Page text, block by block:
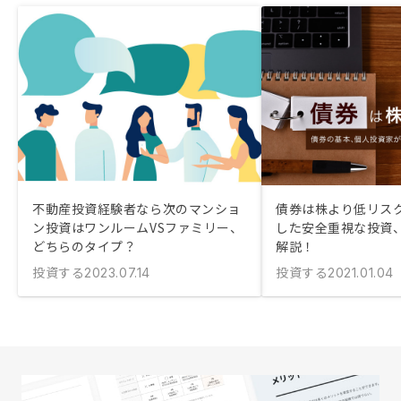
不動産投資経験者なら次のマンショ
ン投資はワンルームVSファミリー、
どちらのタイプ？
投資する2023.07.14
債券は株より低リス
した安全重視な投資
解説！
投資する2021.01.04